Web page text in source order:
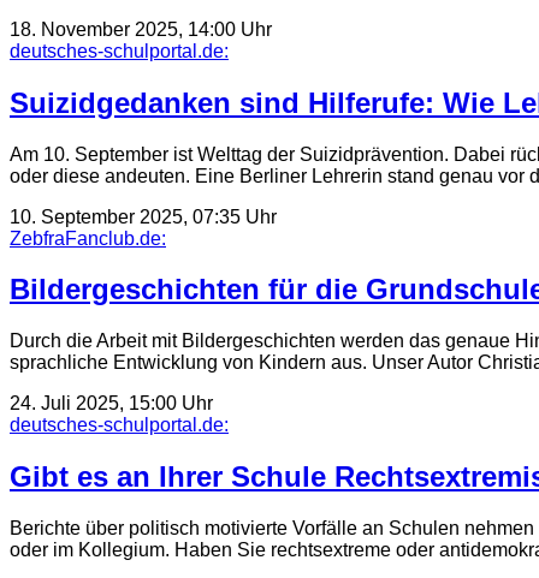
18. November 2025, 14:00 Uhr
deutsches-schulportal.de:
Suizidgedanken sind Hilferufe: Wie
Am 10. September ist Welttag der Suizidprävention. Dabei
oder diese andeuten. Eine Berliner Lehrerin stand genau vor
10. September 2025, 07:35 Uhr
ZebfraFanclub.de:
Bildergeschichten für die
Durch die Arbeit mit Bildergeschichten werden das genaue
sprachliche Entwicklung von Kindern aus. Unser Autor
24. Juli 2025, 15:00 Uhr
deutsches-schulportal.de:
Gibt es an Ihrer Schule
Berichte über politisch motivierte Vorfälle an Schulen
oder im Kollegium. Haben Sie rechtsextreme oder